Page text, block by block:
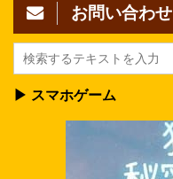
お問い合わせ
▶ スマホゲーム